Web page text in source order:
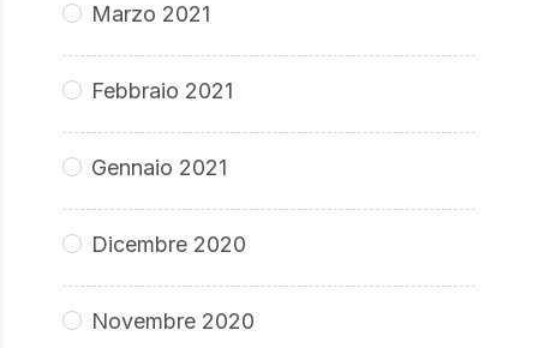
Marzo 2021
Febbraio 2021
Gennaio 2021
Dicembre 2020
Novembre 2020